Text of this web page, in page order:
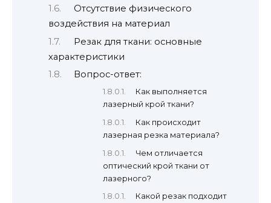
Отсутствие физического
воздействия на материал
Резак для ткани: основные
характеристики
Вопрос-ответ:
Как выполняется
лазерный крой ткани?
Как происходит
лазерная резка материала?
Чем отличается
оптический крой ткани от
лазерного?
Какой резак подходит